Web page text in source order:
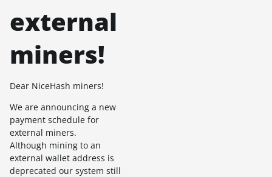
external
miners!
Dear NiceHash miners!
We are announcing a new
payment schedule for
external miners.
Although mining to an
external wallet address is
deprecated our system still